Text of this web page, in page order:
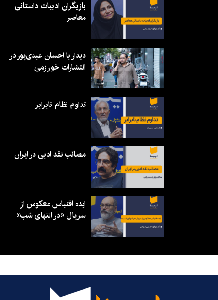
بازیگران ادبیات داستانی
معاصر
دیدار با احسان عبدی‌پور در
انتشارات خوارزمی
تداوم نظام نابرابر
مصائب نقد ادبی در ایران
ایده اقتباس معکوس از
سریال «در انتهای شب»